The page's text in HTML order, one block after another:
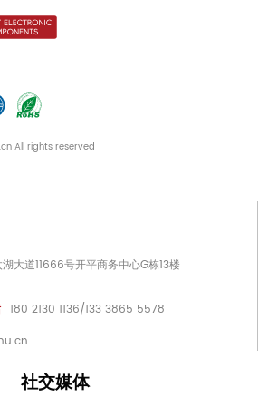
All rights reserved
大道11666号开平商务中心G栋13楼
180 2130 1136/133 3865 5578
社交媒体